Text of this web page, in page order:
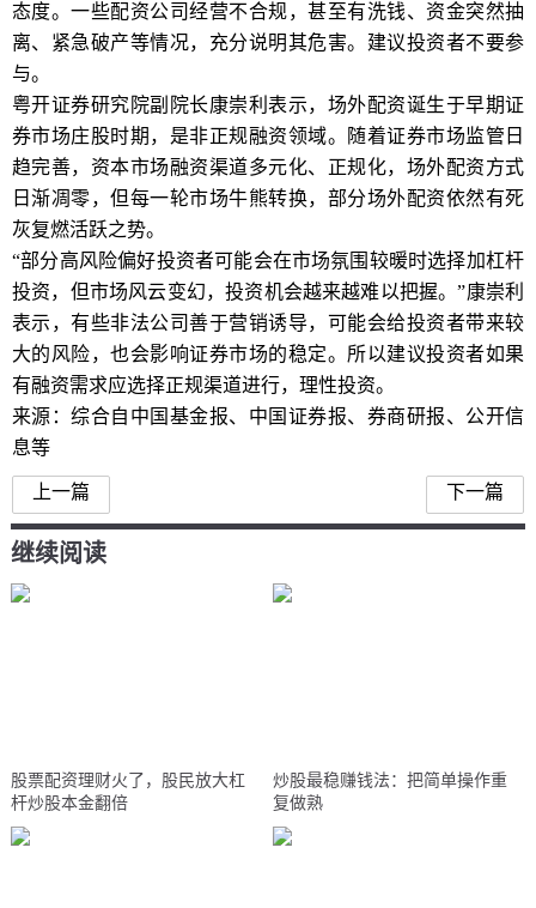
态度。一些配资公司经营不合规，甚至有洗钱、资金突然抽
离、紧急破产等情况，充分说明其危害。建议投资者不要参
与。
粤开证券研究院副院长康崇利表示，场外配资诞生于早期证
券市场庄股时期，是非正规融资领域。随着证券市场监管日
趋完善，资本市场融资渠道多元化、正规化，场外配资方式
日渐凋零，但每一轮市场牛熊转换，部分场外配资依然有死
灰复燃活跃之势。
“部分高风险偏好投资者可能会在市场氛围较暖时选择加杠杆
投资，但市场风云变幻，投资机会越来越难以把握。”康崇利
表示，有些非法公司善于营销诱导，可能会给投资者带来较
大的风险，也会影响证券市场的稳定。所以建议投资者如果
有融资需求应选择正规渠道进行，理性投资。
来源：综合自中国基金报、中国证券报、券商研报、公开信
息等
上一篇 下一篇
继续阅读
股票配资理财火了，股民放大杠
杆炒股本金翻倍
炒股最稳赚钱法：把简单操作重
复做熟